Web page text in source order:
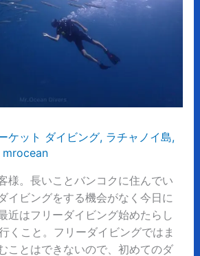
ケット ダイビング, ラチャノイ島,
mrocean
様。長いことバンコクに住んでい
イビングをする機会がなく今日に
近はフリーダイビング始めたらし
くこと。フリーダイビングではま
ことはできないので、初めてのダ